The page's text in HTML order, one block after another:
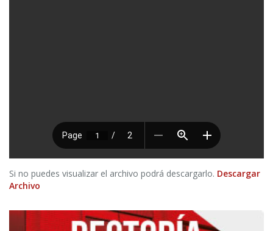
Si no puedes visualizar el archivo podrá descargarlo. Descargar
Archivo